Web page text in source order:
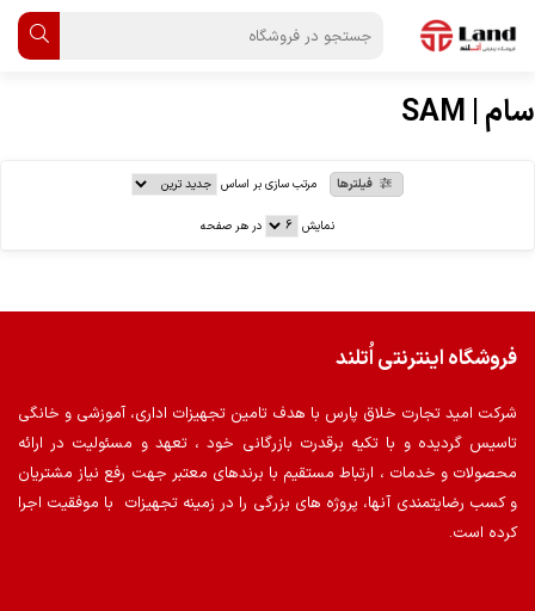
سام | SAM
فیلترها مرتب سازی بر اساس
نمایش در هر صفحه
فروشگاه اینترنتی اُتلند
شرکت امید تجارت خلاق پارس با هدف تامین تجهیزات اداری، آموزشی و خانگی
تاسیس گردیده و با تکیه برقدرت بازرگانی خود ، تعهد و مسئولیت در ارائه
محصولات و خدمات ، ارتباط مستقیم با برندهای معتبر جهت رفع نیاز مشتریان
و کسب رضایتمندی آنها، پروژه های بزرگی را در زمینه تجهیزات با موفقیت اجرا
کرده است.